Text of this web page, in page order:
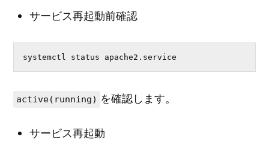
サービス再起動前確認
systemctl status apache2.service
active(running) を確認します。
サービス再起動